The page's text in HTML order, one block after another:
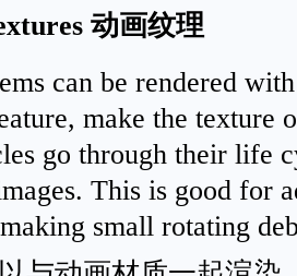
动画纹理
can be rendered
make the texture
go through their life
This is good for
small rotating